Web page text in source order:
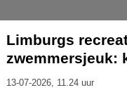
Limburgs
zwemmersjeuk:
13-07-2026, 11.24 uur